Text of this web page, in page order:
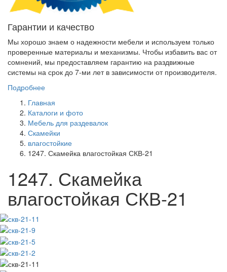
Гарантии и качество
Мы хорошо знаем о надежности мебели и используем только
проверенные материалы и механизмы. Чтобы избавить вас от
сомнений, мы предоставляем гарантию на раздвижные
системы на срок до 7-ми лет в зависимости от производителя.
Подробнее
Главная
Каталоги и фото
Мебель для раздевалок
Скамейки
влагостойкие
1247. Скамейка влагостойкая СКВ-21
1247. Скамейка
влагостойкая СКВ-21